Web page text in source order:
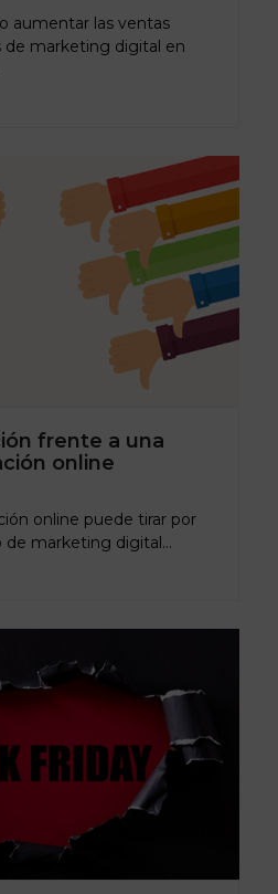
aumentar las ventas
de marketing digital en
frente a una
online
online puede tirar por
de marketing digital…